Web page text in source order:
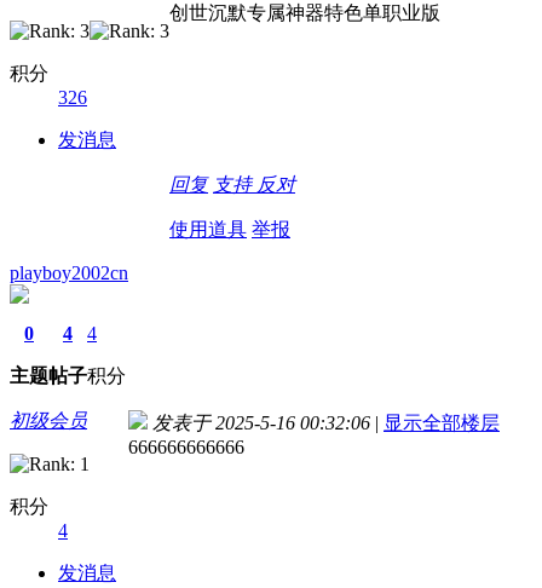
积分
326
发消息
创世沉默专属神器特色单职业版
回复 支持 反对
使用道具 举报
playboy2002cn
0
主题
4
帖子
4
积分
初级会员
积分
4
发消息
发表于 2025-5-16 00:32:06 | 显示全部楼层
666666666666